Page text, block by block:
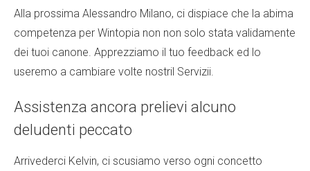
Alla prossima Alessandro Milano, ci dispiace che la abima
competenza per Wintopia non non solo stata validamente
dei tuoi canone. Apprezziamo il tuo feedback ed lo
useremo a cambiare volte nostril Servizii.
Assistenza ancora prelievi alcuno
deludenti peccato
Arrivederci Kelvin, ci scusiamo verso ogni concetto